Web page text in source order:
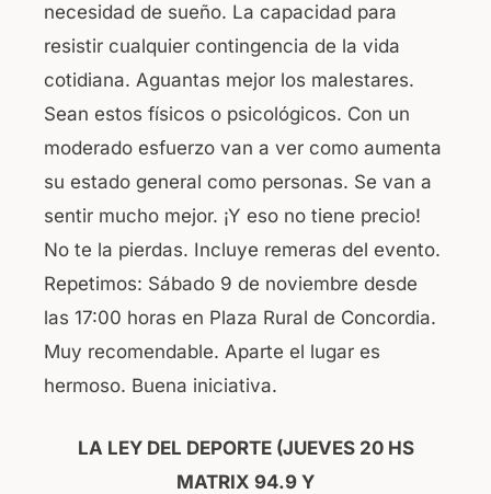
necesidad de sueño. La capacidad para
resistir cualquier contingencia de la vida
cotidiana. Aguantas mejor los malestares.
Sean estos físicos o psicológicos. Con un
moderado esfuerzo van a ver como aumenta
su estado general como personas. Se van a
sentir mucho mejor. ¡Y eso no tiene precio!
No te la pierdas. Incluye remeras del evento.
Repetimos: Sábado 9 de noviembre desde
las 17:00 horas en Plaza Rural de Concordia.
Muy recomendable. Aparte el lugar es
hermoso. Buena iniciativa.
LA LEY DEL DEPORTE (JUEVES 20 HS
MATRIX 94.9 Y